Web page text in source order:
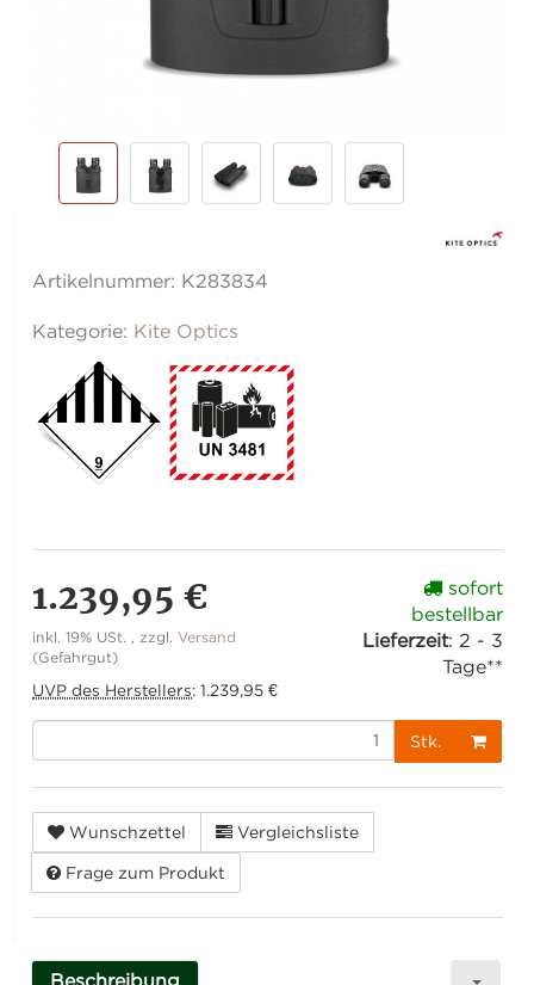
Artikelnummer: K283834
Kategorie: Kite Optics
1.239,95 €
inkl. 19% USt. , zzgl.Versand
(Gefahrgut)
UVP des Herstellers:1.239,95 €
sofort
bestellbar
Lieferzeit: 2 - 3
Tage**
Stk.
Wunschzettel Vergleichsliste
Frage zum Produkt
Beschreibung